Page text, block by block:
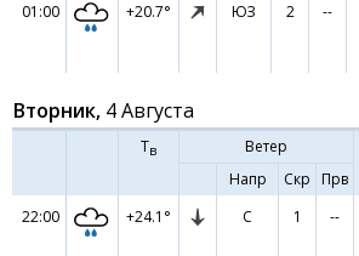
01:00 +20.7° ЮЗ 2 --
Вторник, 4 Августа
Тв Ветер
Напр
Скр Прв
22:00
+24.1° С 1 --